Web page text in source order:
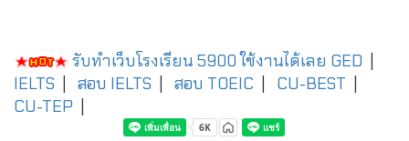
รับทำเว็บโรงเรียน 5900 ใช้งานได้เลย GED
IELTS
สอบ IELTS สอบ TOEIC CU-BEST
CU-TEP